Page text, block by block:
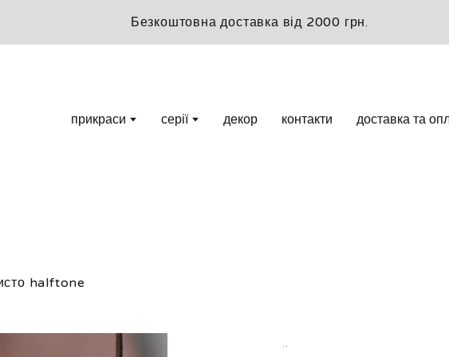
Безкоштовна доставка від 2000 грн.
прикраси серії декор контакти доставка та
halftone
..